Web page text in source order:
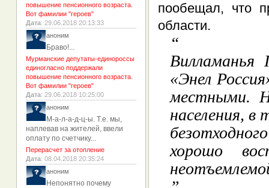
пообещал, что
области.
Вилламанья
«Энел
местными.
населения, в
хорошо
повышение пенсионного возраста.
Вот фамилии "героев"
Дата: 29.06.2018 20:13:33
аноним
Браво!...
Мурманские депутаты-единороссы
единогласно поддержали
повышение пенсионного возраста.
Вот фамилии "героев"
Дата: 29.06.2018 10:25:00
аноним
М-а-л-а-д-ц-ы. Т.е. мы,
наплевав на жителей, ввели
оплату по счетчику...
Перерасчет за отопление
Дата: 08.04.2018 20:35:24
аноним
Непонятно почему